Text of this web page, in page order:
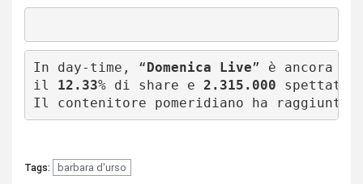
In day-time, “Domenica Live” è ancora
il 12.33% di share e 2.315.000
Il contenitore pomeridiano ha
Tags: barbara d'urso